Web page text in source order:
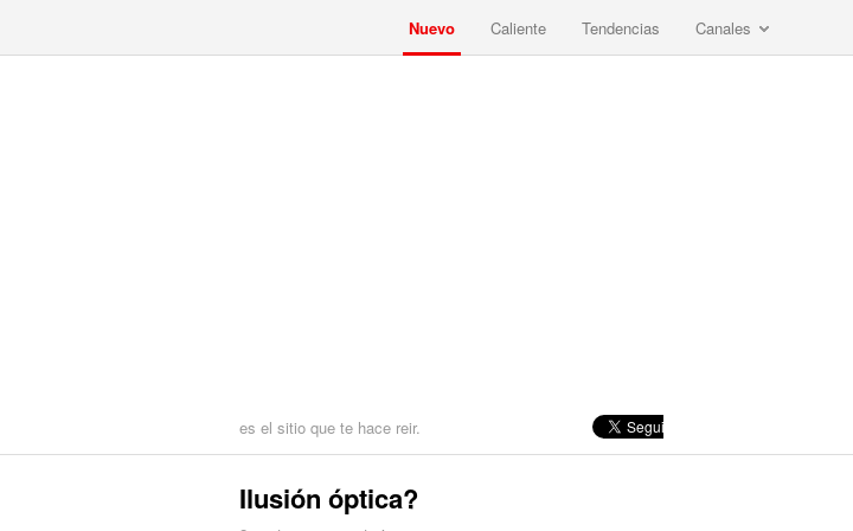
Nuevo Caliente Tendencias Canales
es el sitio que te hace reir.
Ilusión óptica?